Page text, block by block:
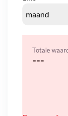
Totale
---